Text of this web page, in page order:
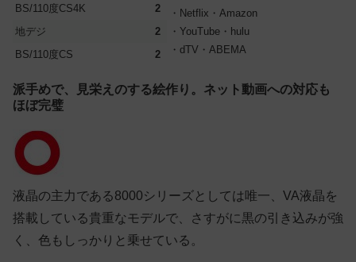
BS/110度CS4K
2
・Netflix・Amazon
・YouTube・hulu
・dTV・ABEMA
地デジ
2
BS/110度CS
2
派手めで、見栄えのする絵作り。ネット動画への対応も
ほぼ完璧
液晶の主力である8000シリーズとしては唯一、VA液晶を
搭載している貴重なモデルで、さすがに黒の引き込みが強
く、色もしっかりと乗せている。